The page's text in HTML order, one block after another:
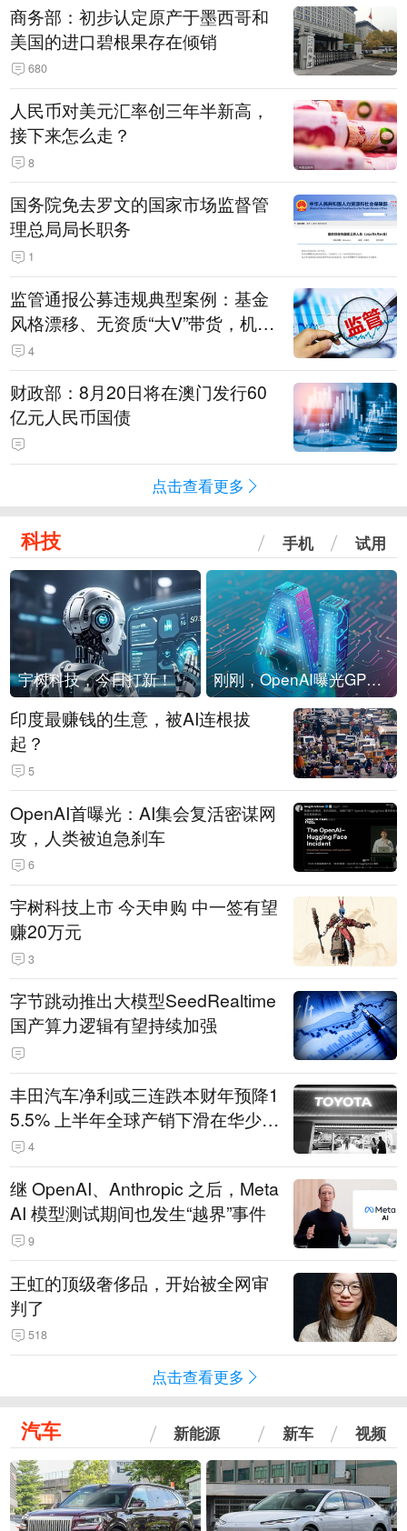
商务部：初步认定原产于墨西哥和
美国的进口碧根果存在倾销
680
人民币对美元汇率创三年半新高，
接下来怎么走？
8
国务院免去罗文的国家市场监督管
理总局局长职务
1
监管通报公募违规典型案例：基金
风格漂移、无资质“大V”带货，机构
被暂停新产品注册3个月
4
财政部：8月20日将在澳门发行60
亿元人民币国债
点击查看更多
科技 手机 试用
宇树科技，今日打新！ 刚刚，OpenAI曝光GPT-6！传10万亿参数，8月强行发布
印度最赚钱的生意，被AI连根拔
起？
5
OpenAI首曝光：AI集会复活密谋网
攻，人类被迫急刹车
6
宇树科技上市 今天申购 中一签有望
赚20万元
3
字节跳动推出大模型SeedRealtime
国产算力逻辑有望持续加强
丰田汽车净利或三连跌本财年预降1
5.5% 上半年全球产销下滑在华少卖
14.3万辆
4
继 OpenAI、Anthropic 之后，Meta
AI 模型测试期间也发生“越界”事件
9
王虹的顶级奢侈品，开始被全网审
判了
518
点击查看更多
汽车 新能源 新车 视频